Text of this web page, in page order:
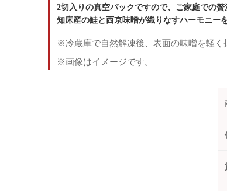
2切入りの真空パックですので、ご家庭での
知床産の鮭と西京味噌が織りなすハーモニー
※冷蔵庫で自然解凍後、表面の味噌を軽く
※画像はイメージです。